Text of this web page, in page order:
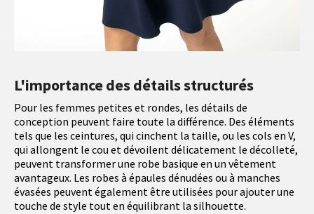
L'importance des détails structurés
Pour les femmes petites et rondes, les détails de
conception peuvent faire toute la différence. Des éléments
tels que les ceintures, qui cinchent la taille, ou les cols en V,
qui allongent le cou et dévoilent délicatement le décolleté,
peuvent transformer une robe basique en un vêtement
avantageux. Les robes à épaules dénudées ou à manches
évasées peuvent également être utilisées pour ajouter une
touche de style tout en équilibrant la silhouette.